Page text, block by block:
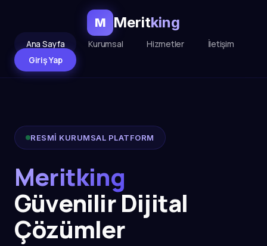
M Meritking
Ana Sayfa Kurumsal Hizmetler
İletişim
Giriş Yap
RESMİ KURUMSAL PLATFORM
Meritking
Güvenilir Dijital
Çözümler